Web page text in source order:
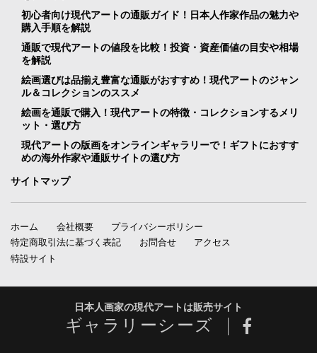
初心者向け現代アートの通販ガイド！日本人作家作品の魅力や
購入手順を解説
通販で現代アートの値段を比較！投資・資産価値の目安や相場
を解説
絵画選びは品揃え豊富な通販がおすすめ！現代アートのジャン
ル＆コレクションのススメ
絵画を通販で購入！現代アートの特徴・コレクションするメリ
ット・選び方
現代アートの版画をオンラインギャラリーで！ギフトにおすす
めの海外作家や通販サイトの選び方
サイトマップ
ホーム 会社概要
プライバシーポリシー
特定商取引法に基づく表記
お問合せ
アクセス
特設サイト
日本人画家の現代アートは販売サイト
ギャラリーシーズ